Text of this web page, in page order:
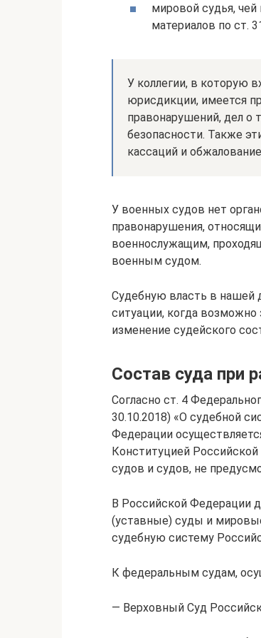
мировой судья,
материалов по ст.
У коллегии, в которую
юрисдикции, имеется
правонарушений, дел о
безопасности. Также
кассаций и
У военных судов нет
правонарушения,
военнослужащим,
военным судом.
Судебную власть в нашей
ситуации, когда возможно
изменение судейского
Состав суда при
Согласно ст. 4
30.10.2018) «О судебной
Федерации
Конституцией
судов и судов, не
В Российской Федерации
(уставные) суды и
судебную систему
К федеральным судам,
— Верховный Суд